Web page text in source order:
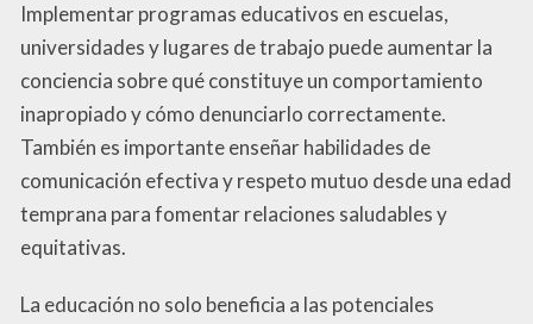
Implementar programas educativos en escuelas,
universidades y lugares de trabajo puede aumentar la
conciencia sobre qué constituye un comportamiento
inapropiado y cómo denunciarlo correctamente.
También es importante enseñar habilidades de
comunicación efectiva y respeto mutuo desde una edad
temprana para fomentar relaciones saludables y
equitativas.
La educación no solo beneficia a las potenciales